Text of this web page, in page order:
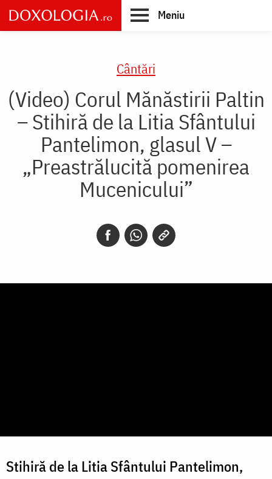
Skip
to
main
Meniu
Cântări
(Video) Corul Mănăstirii Paltin
– Stihiră de la Litia Sfântului
Pantelimon, glasul V –
„Preastrălucită pomenirea
Mucenicului”
Stihiră de la Litia Sfântului Pantelimon,